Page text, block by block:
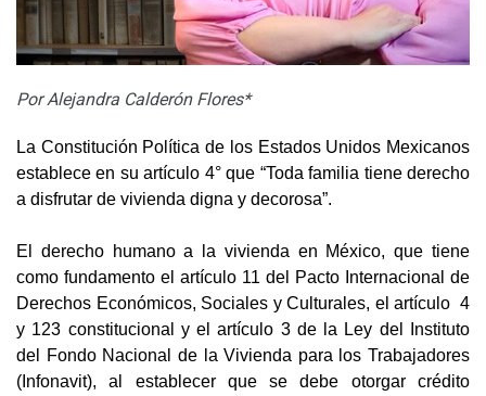
Por Alejandra Calderón Flores*
La Constitución Política de los Estados Unidos Mexicanos
establece en su artículo 4° que “Toda familia tiene derecho
a disfrutar de vivienda digna y decorosa”.
El derecho humano a la vivienda en México, que tiene
como fundamento el artículo 11 del Pacto Internacional de
Derechos Económicos, Sociales y Culturales, el artículo 4
y 123 constitucional y el artículo 3 de la Ley del Instituto
del Fondo Nacional de la Vivienda para los Trabajadores
(Infonavit), al establecer que se debe otorgar crédito